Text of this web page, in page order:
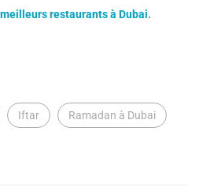
meilleurs restaurants à Dubai.
Iftar Ramadan à Dubai